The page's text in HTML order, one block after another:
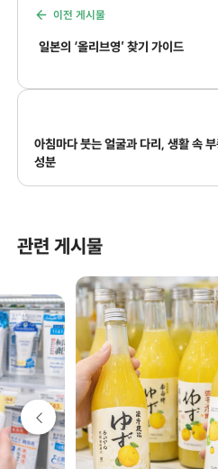
이전 게시물
일본의 ‘올리브영’ 찾기 가이드
아침마다 붓는 얼굴과 다리, 생활 속
성분
관련 게시물